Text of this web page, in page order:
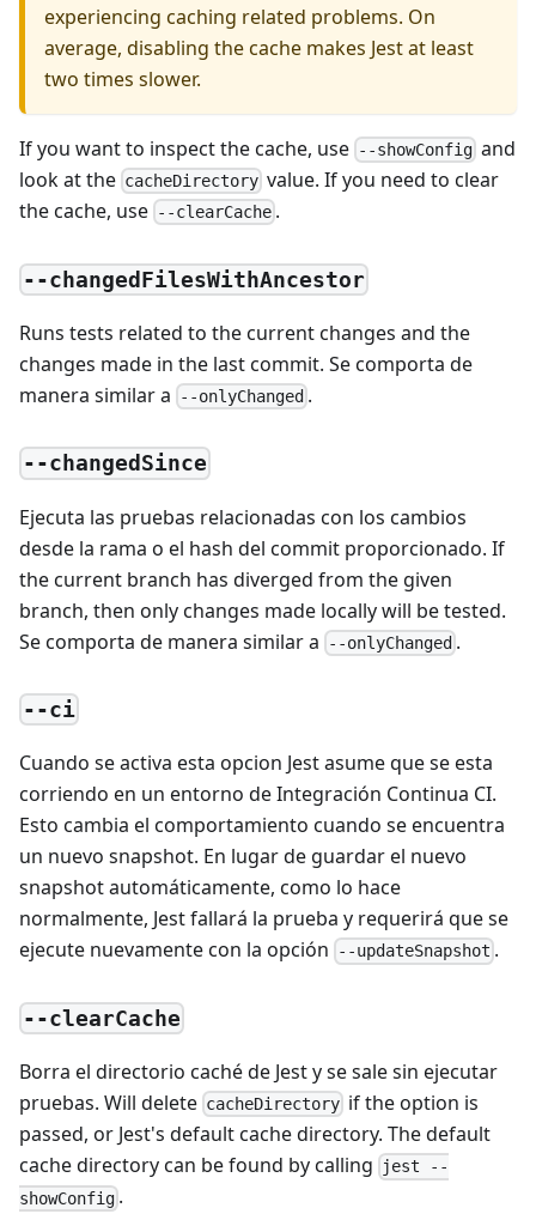
experiencing caching related problems. On
average, disabling the cache makes Jest at least
two times slower.
If you want to inspect the cache, use --showConfig and
look at the cacheDirectory value. If you need to clear
the cache, use --clearCache .
--changedFilesWithAncestor
Runs tests related to the current changes and the
changes made in the last commit. Se comporta de
manera similar a
--onlyChanged .
--changedSince
Ejecuta las pruebas relacionadas con los cambios
desde la rama o el hash del commit proporcionado. If
the current branch has diverged from the given
branch, then only changes made locally will be tested.
Se comporta de manera similar a
--onlyChanged .
--ci
Cuando se activa esta opcion Jest asume que se esta
corriendo en un entorno de Integración Continua CI.
Esto cambia el comportamiento cuando se encuentra
un nuevo snapshot. En lugar de guardar el nuevo
snapshot automáticamente, como lo hace
normalmente, Jest fallará la prueba y requerirá que se
ejecute nuevamente con la opción
--updateSnapshot .
--clearCache
Borra el directorio caché de Jest y se sale sin ejecutar
pruebas. Will delete cacheDirectory if the option is
passed, or Jest's default cache directory. The default
cache directory can be found by calling
jest --
showConfig .